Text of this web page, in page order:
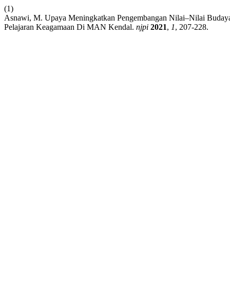
(1)
Asnawi, M. Upaya Meningkatkan Pengembangan Nilai–Nilai
Pelajaran Keagamaan Di MAN Kendal. njpi 2021, 1, 207-228.